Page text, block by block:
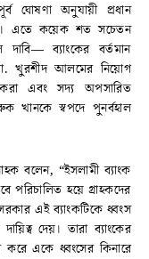
ঘোষণা অনুযায়ী প্রধান
এতে কয়েক শত সচেতন
ব্যাংকের বর্তমান
খুরশীদ আলমের নিয়োগ
করা এবং সদ্য অপসারিত
খানকে স্বপদে পুনর্বহাল
বলেন, “ইসলামী ব্যাংক
পরিচালিত হয়ে গ্রাহকদের
এই ব্যাংকটিকে ধ্বংস
দেয়। তারা ব্যাংকের
করে একে ধ্বংসের কিনারে